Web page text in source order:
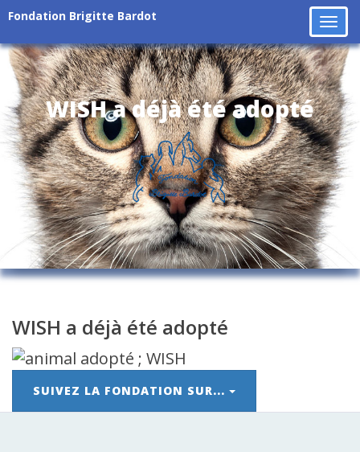
Fondation Brigitte Bardot
WISH a déjà été adopté
WISH a déjà été adopté
SUIVEZ LA FONDATION SUR...